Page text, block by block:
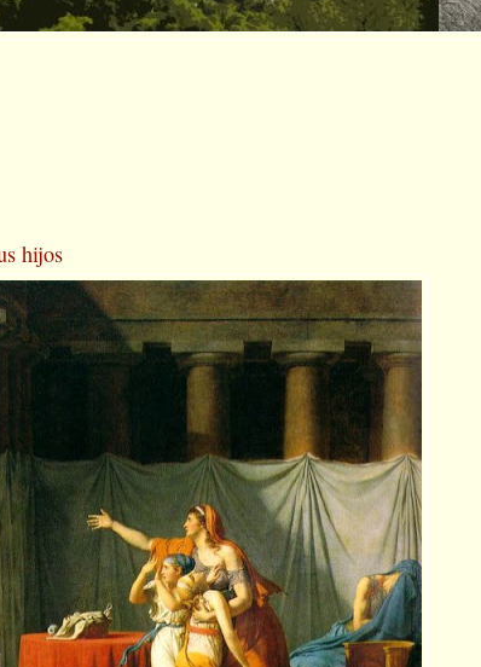
hijos